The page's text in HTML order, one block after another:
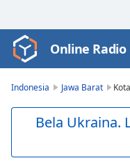
Video
Player
Skip
Online Radio
Indonesia Jawa Barat
Bela Ukraina.